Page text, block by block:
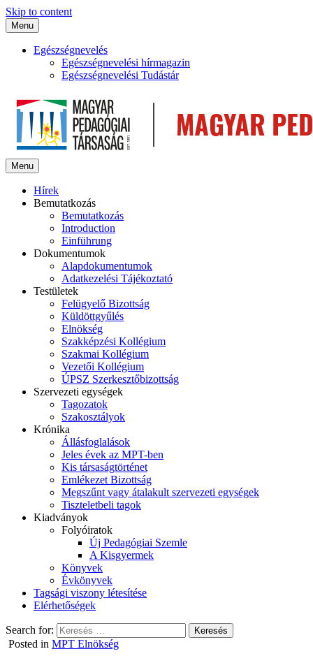
Skip to content
Menu
Egészségnevelés
Egészségnevelési hírmagazin
Egészségnevelési Tudástár
Menu
Hírek
Bemutatkozás
Bemutatkozás
Introduction
Einführung
Dokumentumok
Alapdokumentumok
Adatkezelési Tájékoztató
Testületek
Felügyelő Bizottság
Küldöttgyűlés
Elnökség
Szakképzési Kollégium
Szakmai Kollégium
Vezetői Kollégium
ÚPSZ Szerkesztőbizottság
Szervezeti egységek
Tagozatok
Szakosztályok
Krónika
Állásfoglalások
Jeles évek az MPT-ben
Kis társaságtörténet
Emlékezet Bizottság
Megszűnt vagy átalakult szervezeti egységek
Tiszteletbeli tagok
Kiadványok
Folyóiratok
Új Pedagógiai Szemle
A Kisgyermek
Könyvek
Évkönyvek
Tagsági viszony létesítése
Elérhetőségek
Search for:
Posted in MPT Elnökség